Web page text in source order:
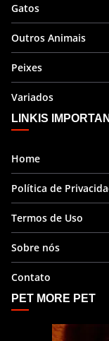
Gatos
Outros Animais
Peixes
Variados
LINKIS
Home
Política de
Termos de Uso
Sobre nós
Contato
PET MORE PET